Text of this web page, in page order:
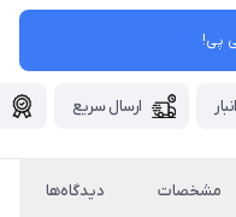
ارسال سریع
مشخصات دیدگاه‌ها